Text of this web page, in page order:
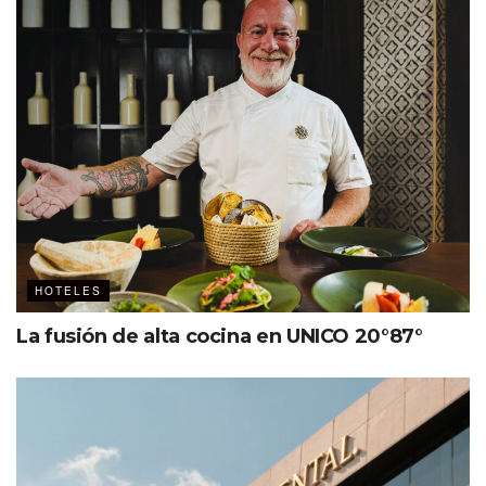
Ideal para MICE
El nuevo nhow Lima tiene también es ideal para atender
a la industria de los eventos (corporativos y sociales) pues
tiene once salas multifuncionales divididas en 700 metros
cuadrados. Están ubicadas en el tercer piso y tienen una
capacidad máxima para 600 personas.
Aquí+ info sobre el lugar.
Minor Hotels sigue en expansión
El grupo hotelero internacional continúa su robusta
HOTELES
La fusión de alta cocina en UNICO 20°87°